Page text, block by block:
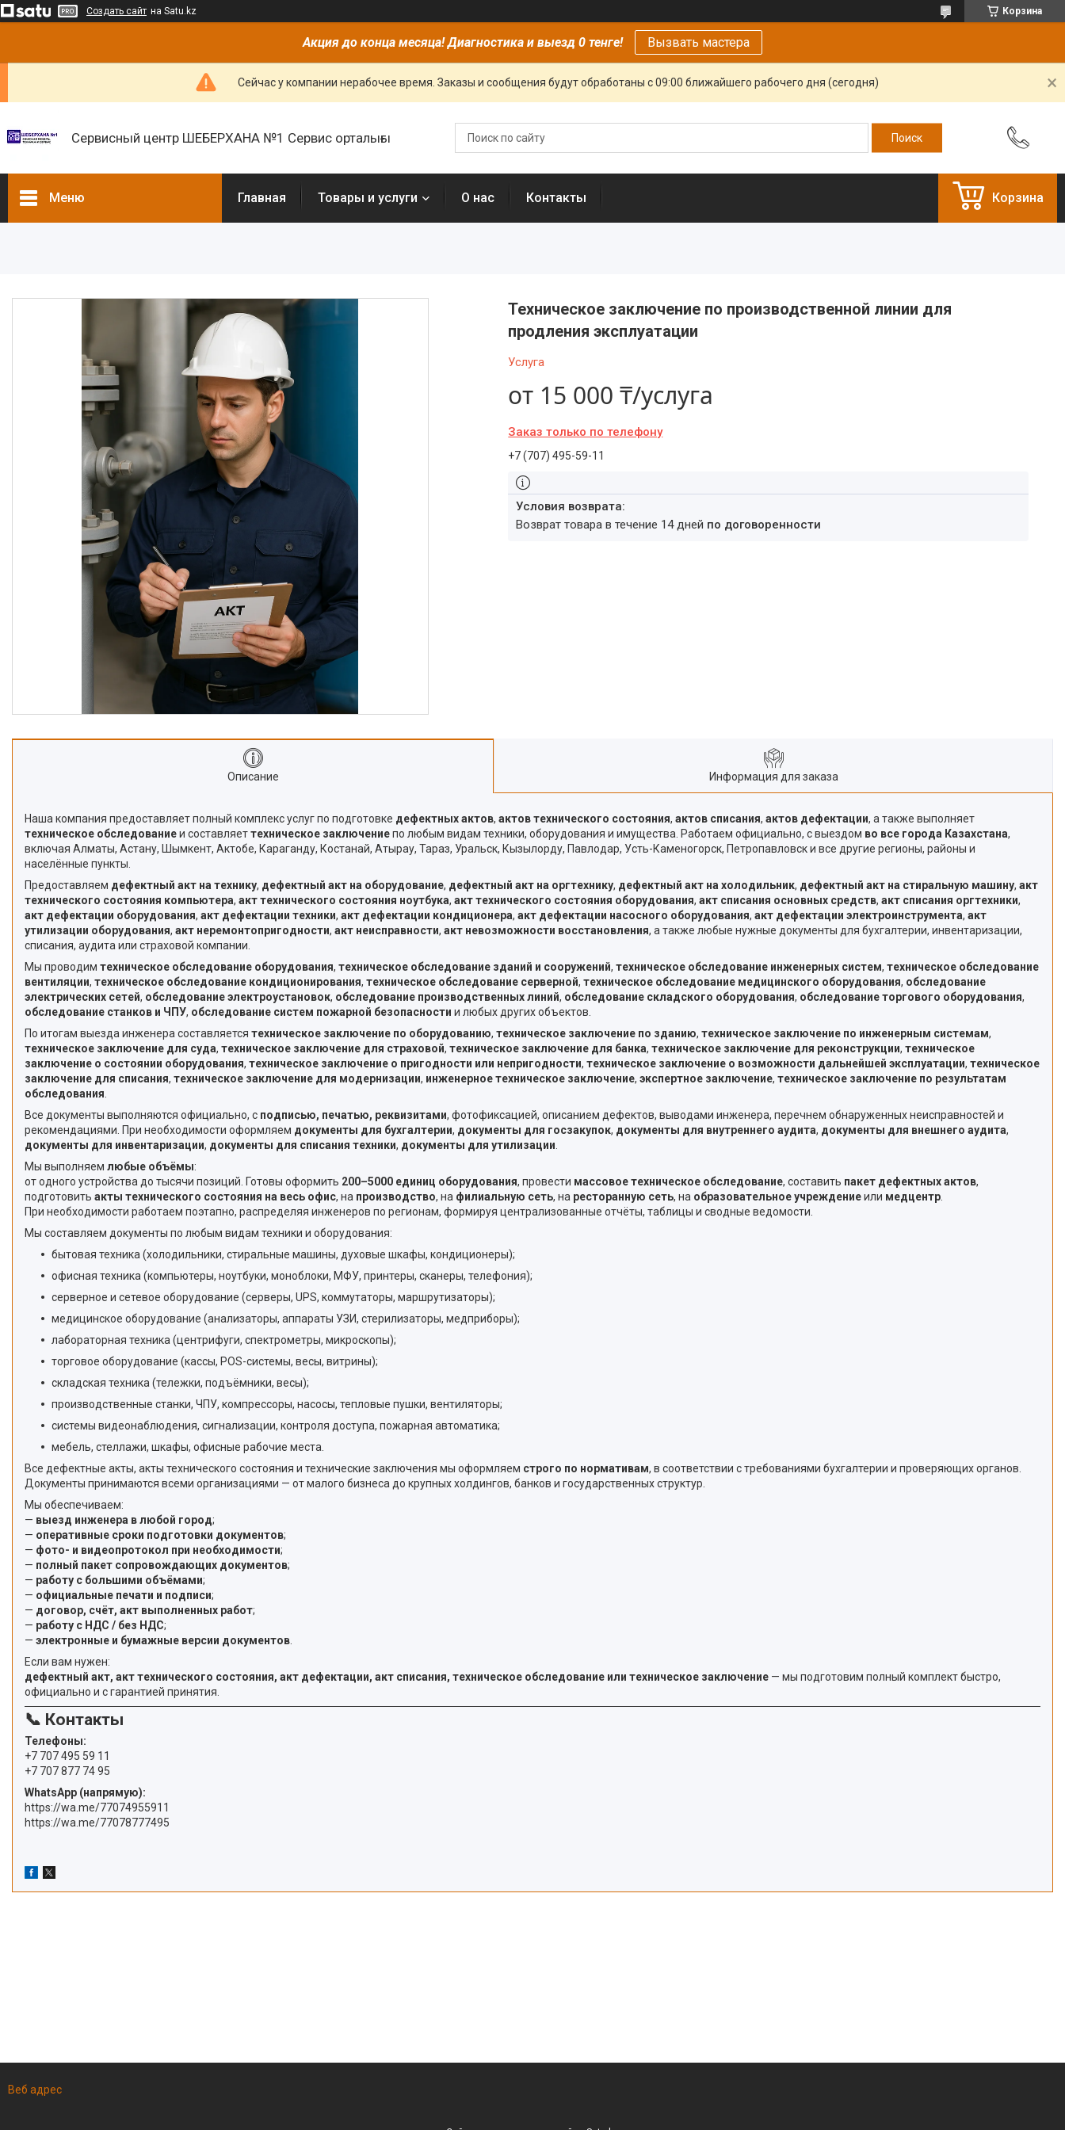
Создать сайт на Satu.kz Корзина
Акция до конца месяца! Диагностика и выезд 0 тенге! Вызвать мастера
Сейчас у компании нерабочее время. Заказы и сообщения будут обработаны с 09:00 ближайшего рабочего дня (сегодня)
Сервисный центр ШЕБЕРХАНА №1 Сервис орталығы
Меню Главная Товары и услуги О нас Контакты Корзина
Техническое заключение по производственной линии для
продления эксплуатации
Услуга
от 15 000 ₸/услуга
Заказ только по телефону
+7 (707) 495-59-11
возврат товара в течение 14 дней по договоренности
Описание Информация для заказа
Наша компания предоставляет полный комплекс услуг по подготовке дефектных актов, актов технического состояния, актов списания, актов дефектации, а также выполняет
техническое обследованиеи составляеттехническое заключениепо любым видам техники, оборудования и имущества. Работаем официально, с выездом во все города Казахстана,
включая Алматы, Астану, Шымкент, Актобе, Караганду, Костанай, Атырау, Тараз, Уральск, Кызылорду, Павлодар, Усть-Каменогорск, Петропавловск и все другие регионы, районы и
населённые пункты.
Предоставляем дефектный акт на технику, дефектный акт на оборудование, дефектный акт на оргтехнику, дефектный акт на холодильник, дефектный акт на стиральную машину, акт
технического состояния компьютера, акт технического состояния ноутбука, акт технического состояния оборудования, акт списания основных средств, акт списания оргтехники,
акт дефектации оборудования, акт дефектации техники, акт дефектации кондиционера, акт дефектации насосного оборудования, акт дефектации электроинструмента, акт
утилизации оборудования, акт неремонтопригодности, акт неисправности, акт невозможности восстановления, а также любые нужные документы для бухгалтерии, инвентаризации,
списания, аудита или страховой компании.
Мы проводим техническое обследование оборудования, техническое обследование зданий и сооружений, техническое обследование инженерных систем, техническое обследование
вентиляции, техническое обследование кондиционирования, техническое обследование серверной, техническое обследование медицинского оборудования, обследование
электрических сетей, обследование электроустановок, обследование производственных линий, обследование складского оборудования, обследование торгового оборудования,
обследование станков и ЧПУ, обследование систем пожарной безопасности и любых других объектов.
По итогам выезда инженера составляется техническое заключение по оборудованию, техническое заключение по зданию, техническое заключение по инженерным системам,
техническое заключение для суда, техническое заключение для страховой, техническое заключение для банка, техническое заключение для реконструкции, техническое
заключение о состоянии оборудования, техническое заключение о пригодности или непригодности, техническое заключение о возможности дальнейшей эксплуатации, техническое
заключение для списания, техническое заключение для модернизации, инженерное техническое заключение, экспертное заключение, техническое заключение по результатам
обследования
Все документы выполняются официально, с подписью, печатью, реквизитами, фотофиксацией, описанием дефектов, выводами инженера, перечнем обнаруженных неисправностей и
рекомендациями. При необходимости оформляем документы для бухгалтерии, документы для госзакупок, документы для внутреннего аудита, документы для внешнего аудита,
документы для инвентаризации, документы для списания техники, документы для утилизации
Мы выполняем любые объёмы:
от одного устройства до тысячи позиций. Готовы оформить 200–5000 единиц оборудования, провести массовое техническое обследование, составить пакет дефектных актов,
подготовить акты технического состояния на весь офис, на производство, на филиальную сеть, на ресторанную сеть, на образовательное учреждениеили медцентр
При необходимости работаем поэтапно, распределяя инженеров по регионам, формируя централизованные отчёты, таблицы и сводные ведомости.
Мы составляем документы по любым видам техники и оборудования:
бытовая техника (холодильники, стиральные машины, духовые шкафы, кондиционеры);
офисная техника (компьютеры, ноутбуки, моноблоки, МФУ, принтеры, сканеры, телефония);
серверное и сетевое оборудование (серверы, UPS, коммутаторы, маршрутизаторы);
медицинское оборудование (анализаторы, аппараты УЗИ, стерилизаторы, медприборы);
лабораторная техника (центрифуги, спектрометры, микроскопы);
торговое оборудование (кассы, POS-системы, весы, витрины);
складская техника (тележки, подъёмники, весы);
производственные станки, ЧПУ, компрессоры, насосы, тепловые пушки, вентиляторы;
системы видеонаблюдения, сигнализации, контроля доступа, пожарная автоматика;
мебель, стеллажи, шкафы, офисные рабочие места.
Все дефектные акты, акты технического состояния и технические заключения мы оформляем строго по нормативам, в соответствии с требованиями бухгалтерии и проверяющих органов.
Документы принимаются всеми организациями — от малого бизнеса до крупных холдингов, банков и государственных структур.
Мы обеспечиваем:
— выезд инженера в любой город;
— оперативные сроки подготовки документов;
— фото- и видеопротокол при необходимости;
— полный пакет сопровождающих документов;
— работу с большими объёмами;
— официальные печати и подписи;
— договор, счёт, акт выполненных работ;
— работу с НДС / без НДС;
— электронные и бумажные версии документов
Если вам нужен:
дефектный акт, акт технического состояния, акт дефектации, акт списания, техническое обследование или техническое заключение — мы подготовим полный комплект быстро,
официально и с гарантией принятия.
📞 Контакты
Телефоны:
+7 707 495 59 11
+7 707 877 74 95
WhatsApp (напрямую):
https://wa.me/77074955911
https://wa.me/77078777495
Веб адрес